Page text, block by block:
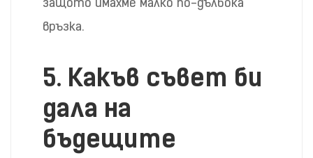
връзка.
5. Какъв съвет би
дала на
бъдещите